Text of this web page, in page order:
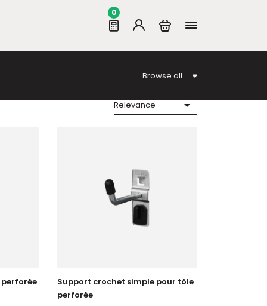
0
Browse all
Relevance 
Support crochet simple pour tôle
perforée